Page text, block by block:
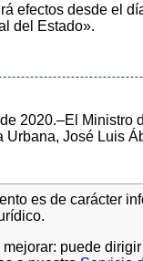
efectos desde el
del Estado».
2020.–El Ministro
Urbana, José Luis
es de carácter
puede